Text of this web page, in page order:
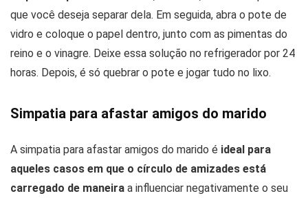
que você deseja separar dela. Em seguida, abra o pote de
vidro e coloque o papel dentro, junto com as pimentas do
reino e o vinagre. Deixe essa solução no refrigerador por 24
horas. Depois, é só quebrar o pote e jogar tudo no lixo.
Simpatia para afastar amigos do marido
A simpatia para afastar amigos do marido é ideal para
aqueles casos em que o círculo de amizades está
carregado de maneira a influenciar negativamente o seu